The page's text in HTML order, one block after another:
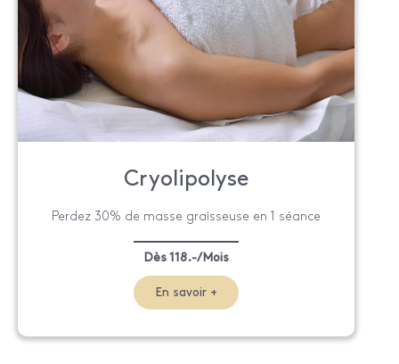
Cryolipolyse
Perdez 30% de masse graisseuse en 1 séance
Dès 118.-/Mois
En savoir +